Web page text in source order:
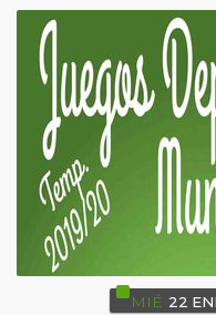
MIÉ 22